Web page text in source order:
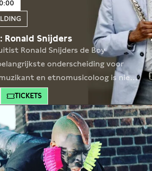
Snijders
Ronald Snijders de Boy
onderscheiding voor
en etnomusicoloog is niet
In zijn eigen stijl combineert
Amerikaanse jazz, soul, funk,
Ook bespeelt hij een scala aan
Toonzetters geeft Ronald Snijders
TICKETS